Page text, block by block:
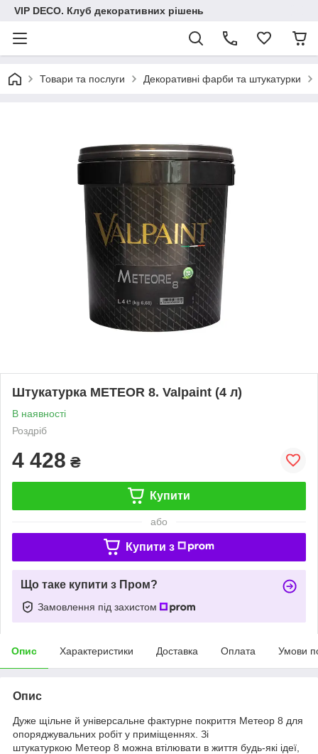
VIP DECO. Клуб декоративних рішень
Товари та послуги Декоративні фарби та штукатурки
Штукатурка METEOR 8. Valpaint (4 л)
В наявності
Роздріб
4 428 ₴
Купити
або
Купити з
Що таке купити з Пром?
Замовлення під захистом
Опис Характеристики Доставка Оплата Умови
Опис
Дуже щільне й універсальне фактурне покриття Метеор 8 для
опоряджувальних робіт у приміщеннях. Зі
штукатуркою Метеор 8 можна втілювати в життя будь-які ідеї,